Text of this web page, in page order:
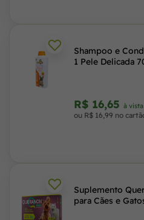
Shampoo e
1 Pele Delicada
R$ 16,65 à
ou R$ 16,99 no
Suplemento
para Cães e